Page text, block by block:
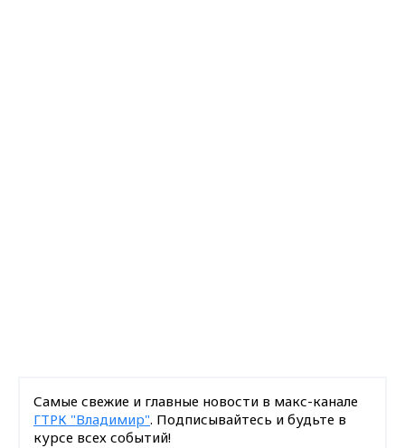
Самые свежие и главные новости в макс-канале
ГТРК "Владимир". Подписывайтесь и будьте в
курсе всех событий!